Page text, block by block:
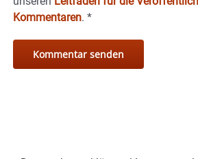
Kommentaren. *